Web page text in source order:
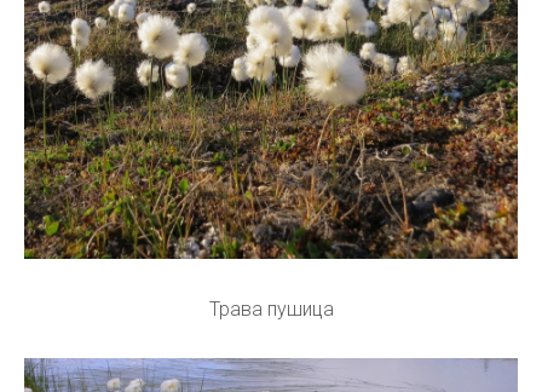
Трава пушица